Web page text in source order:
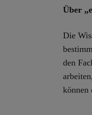
Über
Die
den
können